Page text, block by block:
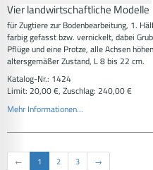
Vier landwirtschaftliche Modelle
für Zugtiere zur Bodenbearbeitung, 1.
farbig gefasst bzw. vernickelt, dabei
Pflüge und eine Protze, alle Achsen
altersgemäßer Zustand, L 8 bis 22 cm.
Katalog-Nr.: 1424
Limit: 20,00 €, Zuschlag: 240,00 €
Mehr Informationen...
← 1 2 3 →